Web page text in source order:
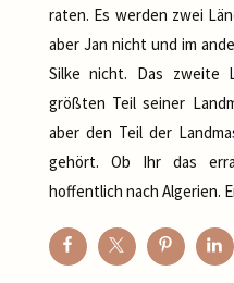
raten. Es werden zwei
aber Jan nicht und im
Silke nicht. Das zweite
größten Teil seiner
aber den Teil der
gehört. Ob Ihr das
hoffentlich nach Algerien.